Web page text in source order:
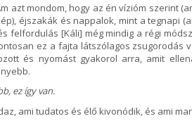
azt mondom, hogy az én vízióm szerint
éjszakák és nappalok, mint a tegnapi
felfordulás [Káli] még mindig a régi
ez a fajta látszólagos zsugorodás
és nyomást gyakorol arra, amit
ez így van.
ami tudatos és élő kivonódik, és ami